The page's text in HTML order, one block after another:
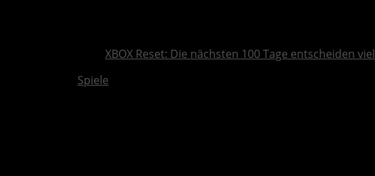
XBOX Reset: Die nächsten 100 Tage entscheiden viel
Spiele